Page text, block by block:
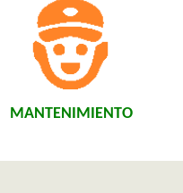
MANTENIMIENTO